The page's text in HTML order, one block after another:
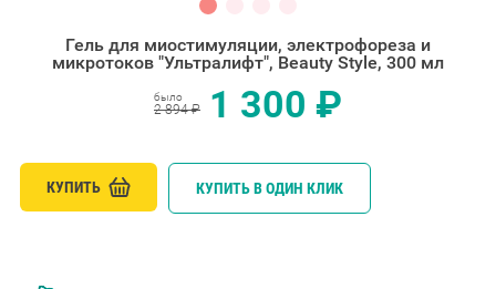
Гель для миостимуляции, электрофореза и
микротоков "Ультралифт", Beauty Style, 300 мл
было
2 894 ₽ 1 300 ₽
КУПИТЬ КУПИТЬ В ОДИН КЛИК